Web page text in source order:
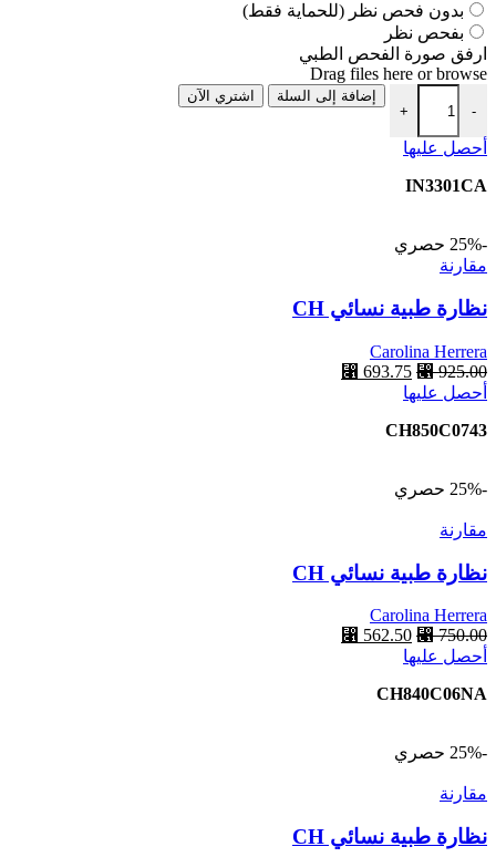
بدون فحص نظر (للحماية فقط)
بفحص نظر
ارفق صورة الفحص الطبي
Drag files here orbrowse
-
كمية نظارة طبية كليب اون INVU
+
إضافة إلى السلة اشتري الآن
أحصل عليها
لهذا
اختيار
على
صفحة
المنتج
IN3301CA
-25%
حصري
مقارنة
نظارة طبية نسائي CH
Carolina Herrera
⃁925.00
السعر
الأصلي
⃁ 925.00.
⃁ 693.75
أحصل عليها
CH850C0743
-25% حصري
مقارنة
نظارة طبية نسائي CH
Carolina Herrera
⃁750.00
السعر
الأصلي
⃁ 750.00.
⃁ 562.50
أحصل عليها
CH840C06NA
-25% حصري
مقارنة
نظارة طبية نسائي CH